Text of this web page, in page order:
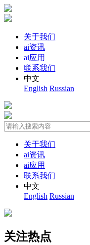
关于我们
ai资讯
ai应用
联系我们
中文
English Russian
关于我们
ai资讯
ai应用
联系我们
中文
English Russian
关注热点